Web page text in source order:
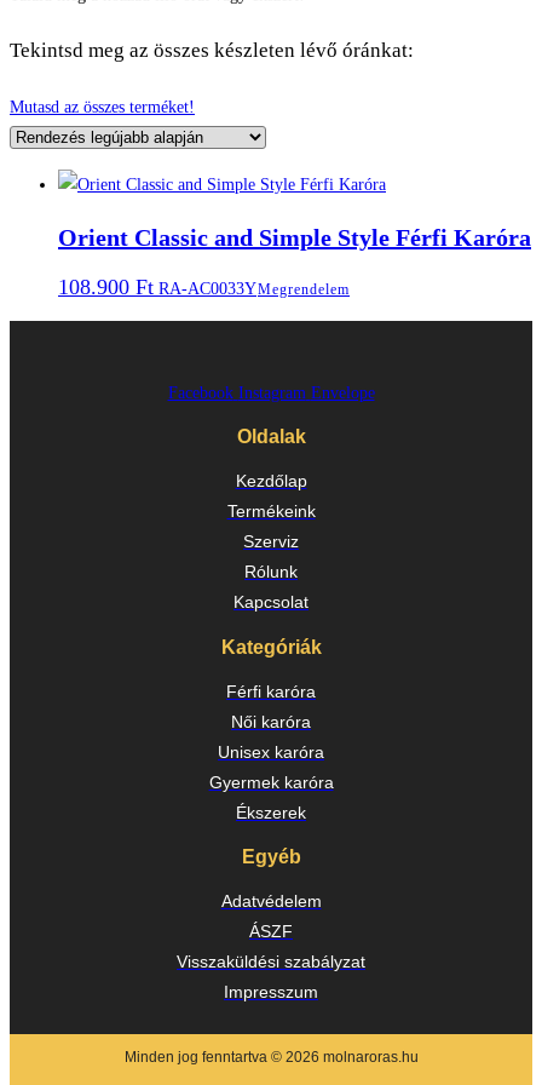
Tekintsd meg az összes készleten lévő óránkat:
Mutasd az összes terméket!
Orient Classic and Simple Style Férfi Karóra
108.900 Ft RA-AC0033YMegrendelem
Facebook Instagram Envelope
Oldalak
Kezdőlap
Termékeink
Szerviz
Rólunk
Kapcsolat
Kategóriák
Férfi karóra
Női karóra
Unisex karóra
Gyermek karóra
Ékszerek
Egyéb
Adatvédelem
ÁSZF
Visszaküldési szabályzat
Impresszum
Minden jog fenntartva © 2026 molnaroras.hu